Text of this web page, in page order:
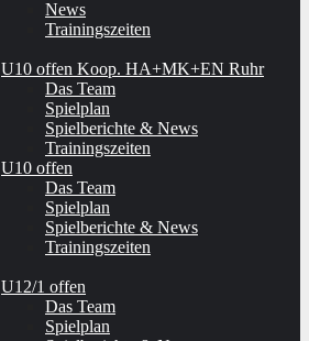
News
Trainingszeiten
U10 offen Koop. HA+MK+EN Ruhr
Das Team
Spielplan
Spielberichte & News
Trainingszeiten
U10 offen
Das Team
Spielplan
Spielberichte & News
Trainingszeiten
U12/1 offen
Das Team
Spielplan